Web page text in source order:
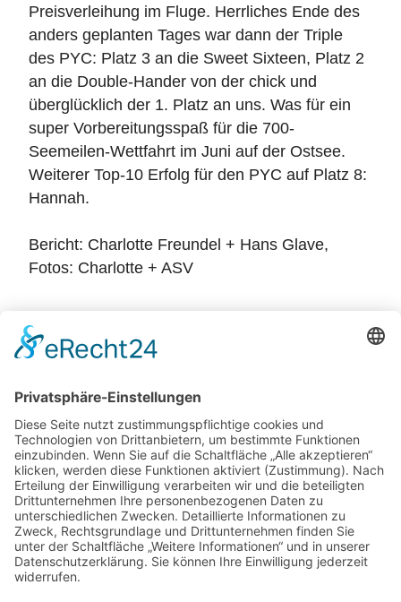
Preisverleihung im Fluge. Herrliches Ende des
anders geplanten Tages war dann der Triple
des PYC: Platz 3 an die Sweet Sixteen, Platz 2
an die Double-Hander von der chick und
überglücklich der 1. Platz an uns. Was für ein
super Vorbereitungsspaß für die 700-
Seemeilen-Wettfahrt im Juni auf der Ostsee.
Weiterer Top-10 Erfolg für den PYC auf Platz 8:
Hannah.
Bericht: Charlotte Freundel + Hans Glave,
Fotos: Charlotte + ASV
Zurück
Potsdamer Yacht Club e. V.